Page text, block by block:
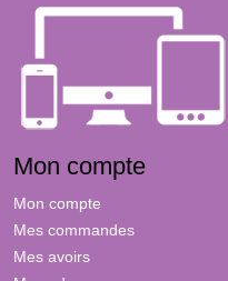
Mon compte
Mon compte
Mes commandes
Mes avoirs